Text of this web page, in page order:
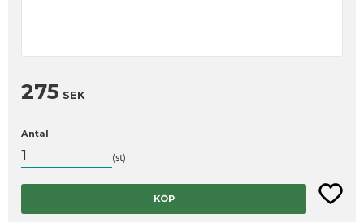
275 SEK
Antal
st
KÖP Lägg